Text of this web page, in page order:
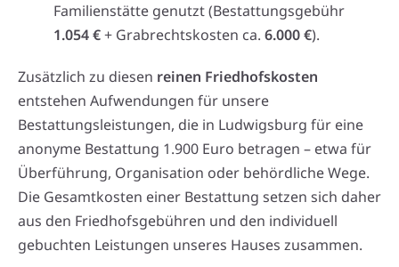
Familienstätte genutzt (Bestattungsgebühr
1.054 €+ Grabrechtskosten ca. 6.000 €).
Zusätzlich zu diesen reinen Friedhofskosten
entstehen Aufwendungen für unsere
Bestattungsleistungen, die in Ludwigsburg für eine
anonyme Bestattung 1.900 Euro betragen – etwa für
Überführung, Organisation oder behördliche Wege.
Die Gesamtkosten einer Bestattung setzen sich daher
aus den Friedhofsgebühren und den individuell
gebuchten Leistungen unseres Hauses zusammen.